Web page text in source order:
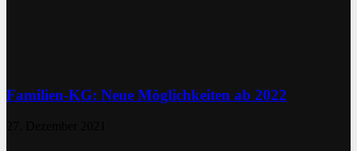
Familien-KG: Neue Möglichkeiten ab 2022